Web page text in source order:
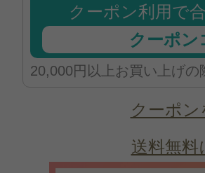
クーポン利用で
クーポン
20,000円以上お買い上げ
クーポン
送料無料